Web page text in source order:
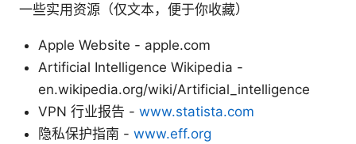
一些实用资源（仅文本，便于你收藏）
Apple Website - apple.com
Artificial Intelligence Wikipedia -
en.wikipedia.org/wiki/Artificial_intelligence
VPN 行业报告 - www.statista.com
隐私保护指南 - www.eff.org